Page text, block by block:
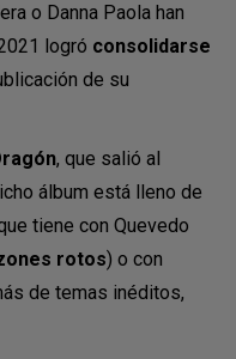
o Danna Paola han
logró consolidarse
de su
, que salió al
álbum está lleno de
tiene con Quevedo
rotos) o con
de temas inéditos,